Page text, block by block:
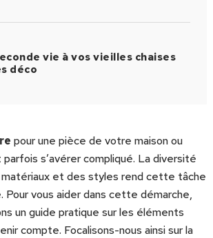
vie à vos vieilles chaises
déco
pour une pièce de votre maison ou
s’avérer compliqué. La diversité
et des styles rend cette tâche
Pour vous aider dans cette démarche,
un guide pratique sur les éléments
compte. Focalisons-nous ainsi sur la